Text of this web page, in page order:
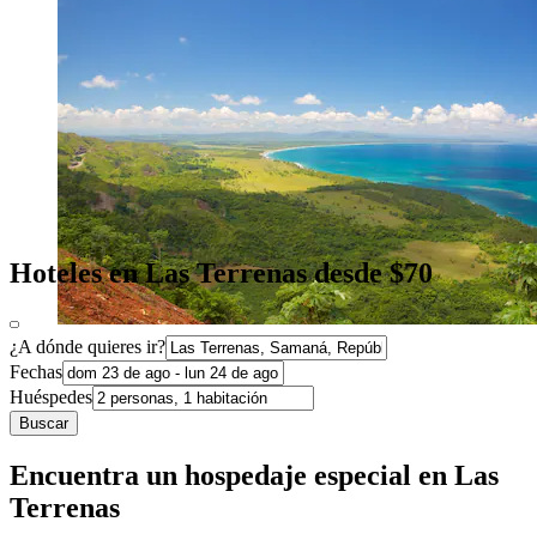
Hoteles en Las Terrenas desde $70
¿A dónde quieres ir?
Fechas
Huéspedes
Buscar
Encuentra un hospedaje especial en Las
Terrenas